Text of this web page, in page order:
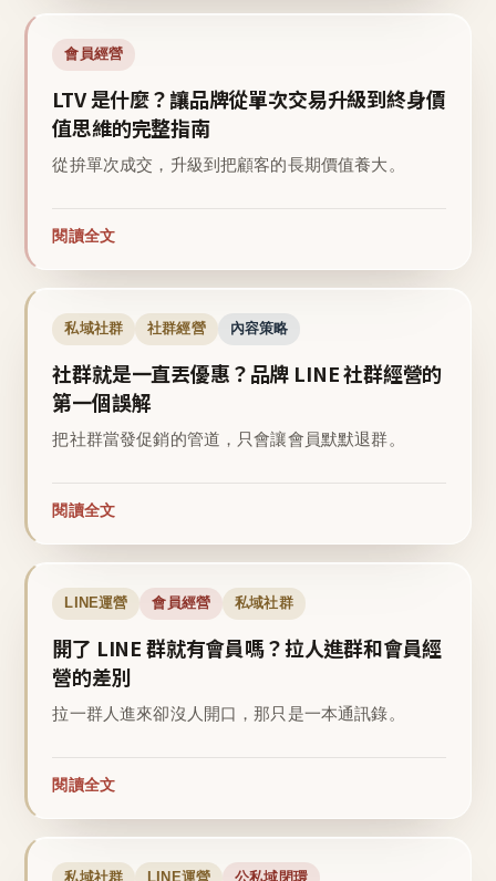
會員經營
LTV 是什麼？讓品牌從單次交易升級到終身價
值思維的完整指南
從拚單次成交，升級到把顧客的長期價值養大。
閱讀全文
私域社群 社群經營 內容策略
社群就是一直丟優惠？品牌 LINE 社群經營的
第一個誤解
把社群當發促銷的管道，只會讓會員默默退群。
閱讀全文
LINE運營 會員經營 私域社群
開了 LINE 群就有會員嗎？拉人進群和會員經
營的差別
拉一群人進來卻沒人開口，那只是一本通訊錄。
閱讀全文